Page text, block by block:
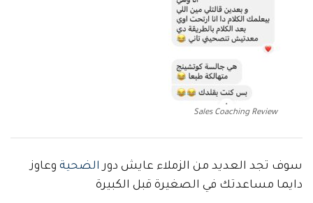
Sales Coaching Review
سوف تجد العديد من الزملاء عايش دور الضحية وعاوز
دايما مساعدتك في الصغيرة قبل الكبيرة